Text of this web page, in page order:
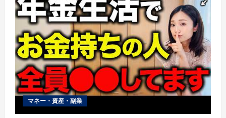
マネー・資産・副業